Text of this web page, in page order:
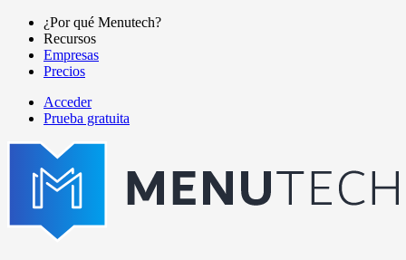
Pasar
contenido
principal
Main
navigation
¿Por qué Menutech?
Recursos
Empresas
Precios
menutech
navigation
Acceder
Prueba gratuita